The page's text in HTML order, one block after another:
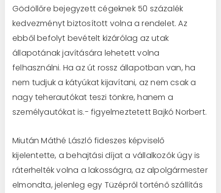
Gödöllőre bejegyzett cégeknek 50 százalék
kedvezményt biztosított volna a rendelet. Az
ebből befolyt bevételt kizárólag az utak
állapotának javítására lehetett volna
felhasználni. Ha az út rossz állapotban van, ha
nem tudjuk a kátyúkat kijavítani, az nem csak a
nagy teherautókat teszi tönkre, hanem a
személyautókat is.- figyelmeztetett Bajkó Norbert.
Miután Máthé László fideszes képviselő
kijelentette, a behajtási díjat a vállalkozók úgy is
ráterhelték volna a lakosságra, az alpolgármester
elmondta, jelenleg egy Tüzépről történő szállítás